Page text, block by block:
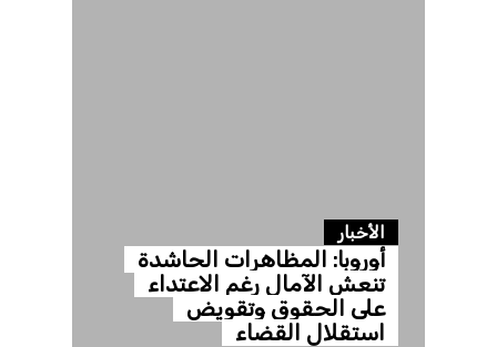
الأخبار
أوروبا: المظاهرات الحاشدة
تنعش الآمال رغم الاعتداء
على الحقوق وتقويض
استقلال القضاء